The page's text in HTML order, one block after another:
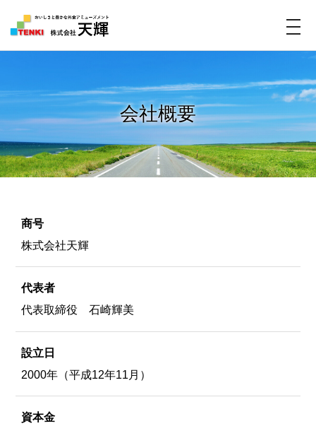
t
o
g
e
n
a
t
会社概要
商号
株式会社天輝
代表者
代表取締役 石崎輝美
設立日
2000年（平成12年11月）
資本金